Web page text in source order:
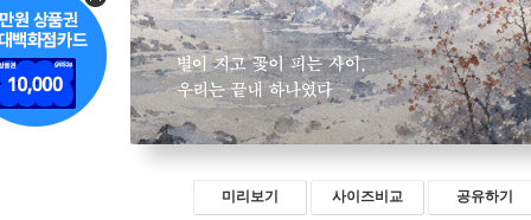
미리보기 사이즈비교 공유하기